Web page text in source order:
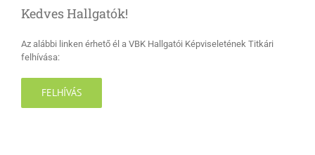
Kedves Hallgatók!
Az alábbi linken érhető él a VBK Hallgatói Képviseletének Titkári
felhívása:
FELHÍVÁS